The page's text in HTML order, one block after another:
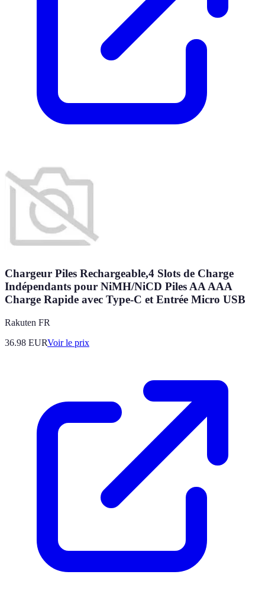
Chargeur Piles Rechargeable,4 Slots de Charge
Indépendants pour NiMH/NiCD Piles AA AAA
Charge Rapide avec Type-C et Entrée Micro USB
Rakuten FR
36.98 EURVoir le prix